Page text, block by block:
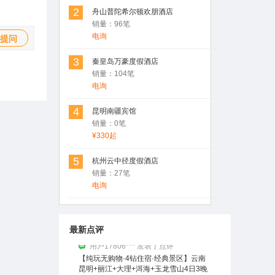
问
2
舟山普陀希尔顿欢朋酒店
销量：96笔
电询
3
秦皇岛万豪度假酒店
销量：104笔
电询
4
昆明南疆宾馆
销量：0笔
¥330起
5
杭州云中径度假酒店
销量：27笔
电询
最新点评
昆明南疆宾馆
性价比非常不错的一家酒店，在市中心，
临近翠湖。
用户17806*** 发表了点评
【纯玩无购物·4钻住宿·经典景区】云南
精品跟团游
用户Rosen(罗) 发表了点评
姚安莲藕-楚雄特产
姚安莲藕非常不错，值得拥有